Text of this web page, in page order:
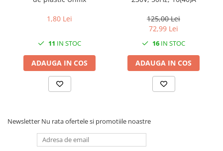
Solutii universale
Accesorii pentru gradina
Aparate pentru stropit gradina
Articole antidaunatori gradina
Ghivece si suporturi
1,80 Lei
11 IN STOC
ADAUGA IN COS
125,00 Lei
72,99 Lei
16 IN STOC
ADAUGA IN COS
Newsletter Nu rata ofertele si promotiile noastre